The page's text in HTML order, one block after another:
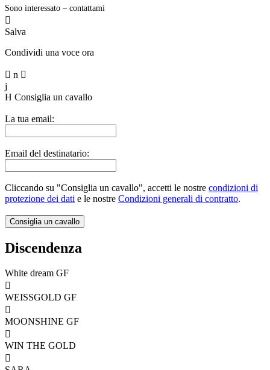
Sono interessato – contattami

Salva
Condividi una voce ora
 n 
j
H Consiglia un cavallo
La tua email:
Email del destinatario:
Cliccando su "Consiglia un cavallo", accetti le nostre condizioni di
protezione dei dati e le nostre Condizioni generali di contratto.
Discendenza
White dream GF

WEISSGOLD GF

MOONSHINE GF

WIN THE GOLD
